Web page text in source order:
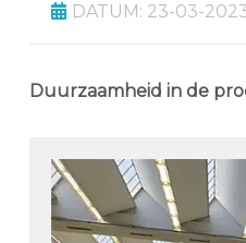
DATUM: 23-03-
Duurzaamheid in de